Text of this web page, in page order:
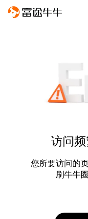
访问
您所要访问的
刷牛牛